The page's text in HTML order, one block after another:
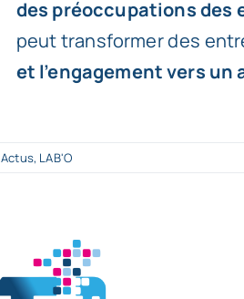
des préoccupations des
peut transformer des
et l’engagement vers
Actus, LAB'O